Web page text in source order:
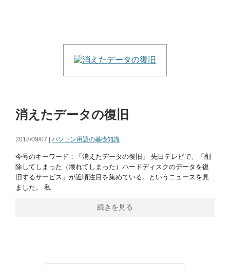
消えたデータの復旧
2018/09/07 | パソコン用語の基礎知識
今号のキーワード：「消えたデータの復旧」 先日テレビで、「削
除してしまった（壊れてしまった）ハードディスクのデータを復
旧するサービス」が近頃注目を集めている。というニュースを見
ました。 私
続きを見る